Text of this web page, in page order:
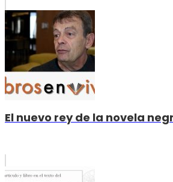
El nuevo rey de la novela